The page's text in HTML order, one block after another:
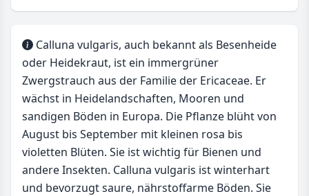
Calluna vulgaris, auch bekannt als Besenheide
oder Heidekraut, ist ein immergrüner
Zwergstrauch aus der Familie der Ericaceae. Er
wächst in Heidelandschaften, Mooren und
sandigen Böden in Europa. Die Pflanze blüht von
August bis September mit kleinen rosa bis
violetten Blüten. Sie ist wichtig für Bienen und
andere Insekten. Calluna vulgaris ist winterhart
und bevorzugt saure, nährstoffarme Böden. Sie